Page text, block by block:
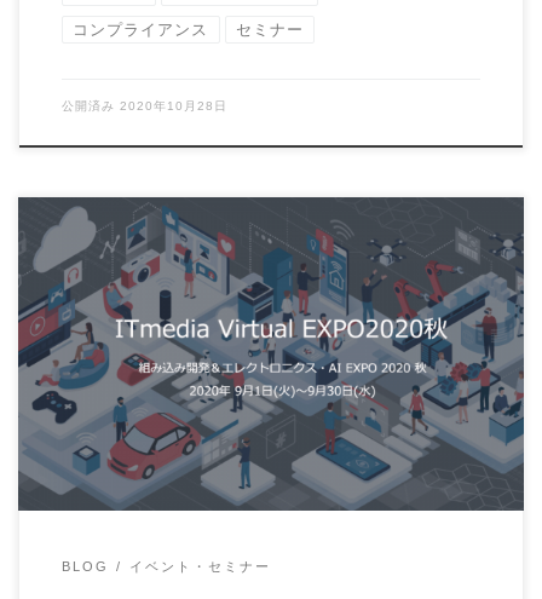
コンプライアンス セミナー
公開済み 2020年10月28日
ITmedia Virtual EXPOは、いつでも、どこでも参加できる製
造・建設・物流／流通業界向 […]
BLOG イベント・セミナー